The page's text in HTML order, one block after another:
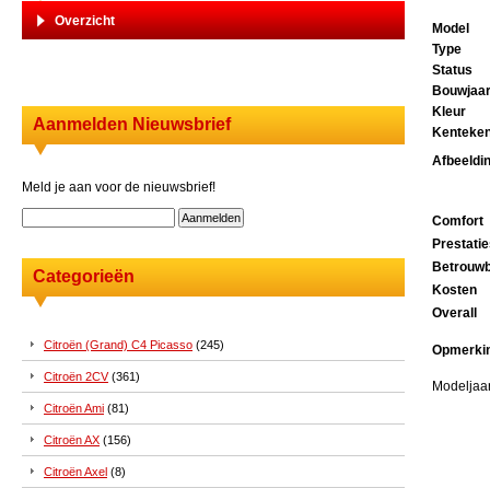
Overzicht
Aanmelden Nieuwsbrief
Meld je aan voor de nieuwsbrief!
Categorieën
Citroën (Grand) C4 Picasso (245)
Citroën 2CV(361)
Citroën Ami (81)
Citroën AX (156)
Citroën Axel (8)
Model
Type
Status
Bouwjaar
Kleur
Comfort
Kosten
Overall